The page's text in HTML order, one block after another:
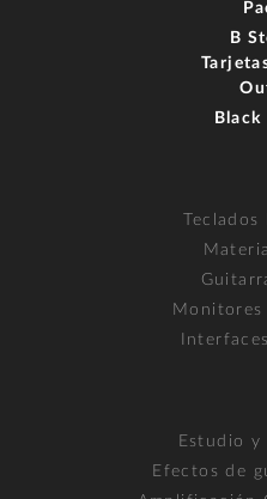
B
Black
Teclados
Monitores
Estudio y
Efectos de